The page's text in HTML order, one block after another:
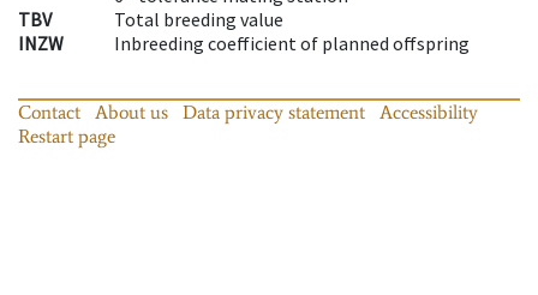
TBV
Total breeding value
INZW
Inbreeding coefficient of planned offspring
Contact About us Data privacy statement
Accessibility
Restart page